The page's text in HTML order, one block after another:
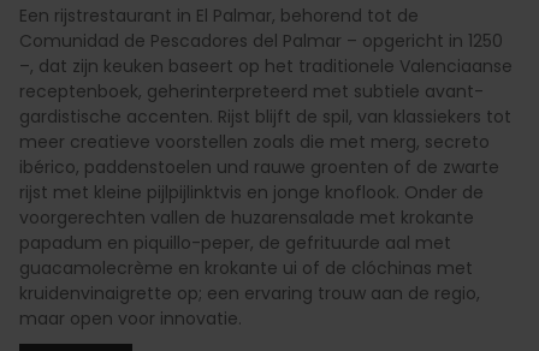
Een rijstrestaurant in El Palmar, behorend tot de
Comunidad de Pescadores del Palmar – opgericht in 1250
–, dat zijn keuken baseert op het traditionele Valenciaanse
receptenboek, geherinterpreteerd met subtiele avant-
gardistische accenten. Rijst blijft de spil, van klassiekers tot
meer creatieve voorstellen zoals die met merg, secreto
ibérico, paddenstoelen und rauwe groenten of de zwarte
rijst met kleine pijlpijlinktvis en jonge knoflook. Onder de
voorgerechten vallen de huzarensalade met krokante
papadum en piquillo-peper, de gefrituurde aal met
guacamolecrème en krokante ui of de clóchinas met
kruidenvinaigrette op; een ervaring trouw aan de regio,
maar open voor innovatie.